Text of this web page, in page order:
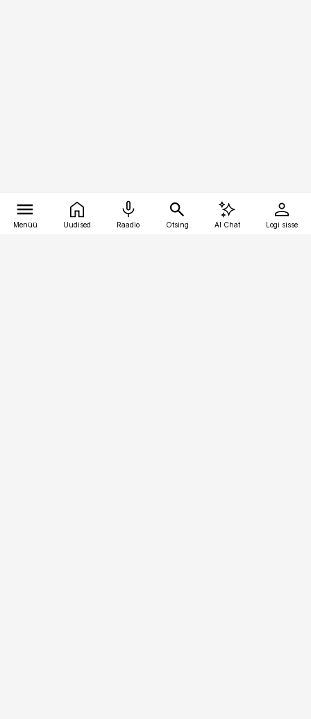
Menüü Uudised Raadio Otsing AI Chat Logi sisse